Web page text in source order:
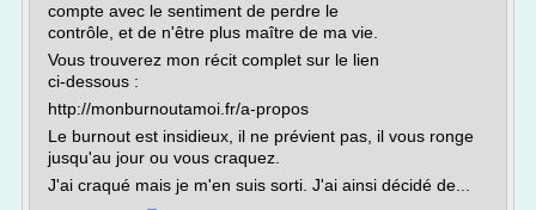
compte avec le sentiment de perdre le
contrôle, et de n'être plus maître de ma vie.
Vous trouverez mon récit complet sur le lien
ci-dessous :
http://monburnoutamoi.fr/a-propos
Le burnout est insidieux, il ne prévient pas, il vous ronge
jusqu'au jour ou vous craquez.
J'ai craqué mais je m'en suis sorti. J'ai ainsi décidé de...